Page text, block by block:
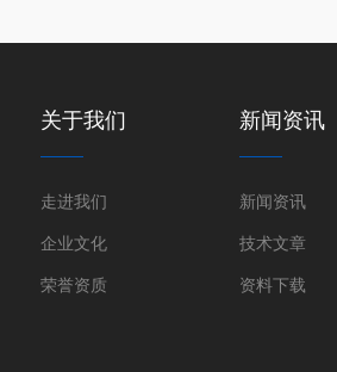
关于我们
走进我们
企业文化
荣誉资质
新闻资讯
新闻资讯
技术文章
资料下载